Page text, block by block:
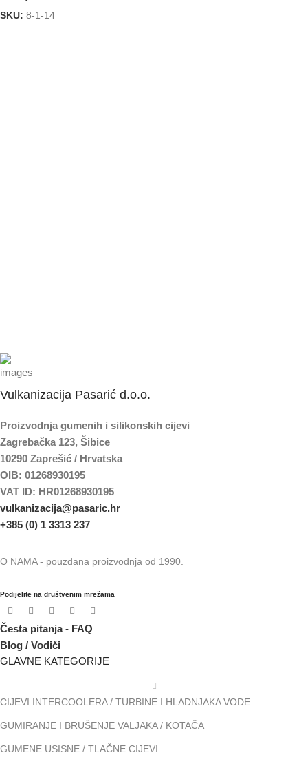
SKU: 8-1-14
Vulkanizacija Pasarić d.o.o.
Proizvodnja gumenih i silikonskih cijevi
Zagrebačka 123, Šibice
10290 Zaprešić / Hrvatska
OIB: 01268930195
VAT ID: HR01268930195
vulkanizacija@pasaric.hr
+385 (0) 1 3313 237
O NAMA - pouzdana proizvodnja od 1990.
Podijelite na društvenim mrežama
Česta pitanja - FAQ
Blog / Vodiči
GLAVNE KATEGORIJE
CIJEVI INTERCOOLERA / TURBINE I HLADNJAKA VODE
GUMIRANJE I BRUŠENJE VALJAKA / KOTAČA
GUMENE USISNE / TLAČNE CIJEVI